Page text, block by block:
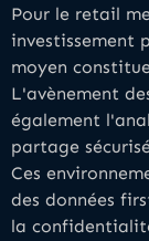
Pour le retail
investissement
moyen
L'avènement
également
partage
Ces
des données
la